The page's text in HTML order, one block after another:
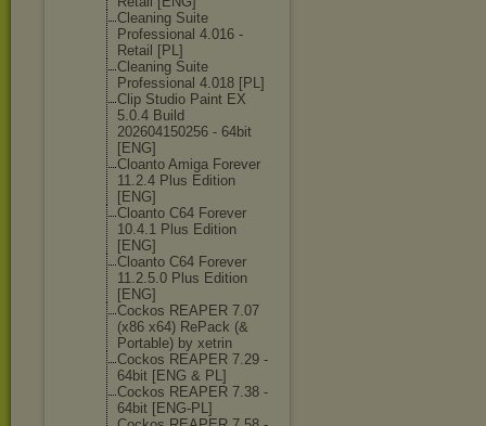
Cleaning Suite
Professional 4.016 -
Retail [PL]
Cleaning Suite
Professional 4.018 [PL]
Clip Studio Paint EX
5.0.4 Build
202604150256 - 64bit
[ENG]
Cloanto Amiga Forever
11.2.4 Plus Edition
[ENG]
Cloanto C64 Forever
10.4.1 Plus Edition
[ENG]
Cloanto C64 Forever
11.2.5.0 Plus Edition
[ENG]
Cockos REAPER 7.07
(x86 x64) RePack (&
Portable) by xetrin
Cockos REAPER 7.29 -
64bit [ENG & PL]
Cockos REAPER 7.38 -
64bit [ENG-PL]